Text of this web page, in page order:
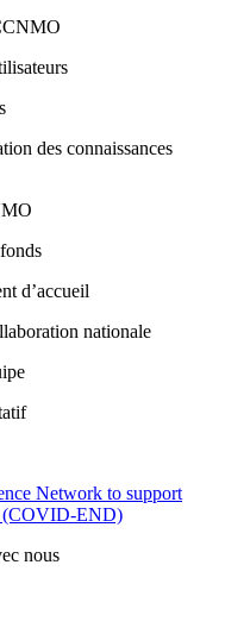
des connaissances
d’accueil
nationale
Network to support
(COVID-END)
nous